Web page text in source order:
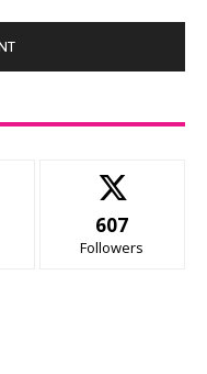
607
Followers